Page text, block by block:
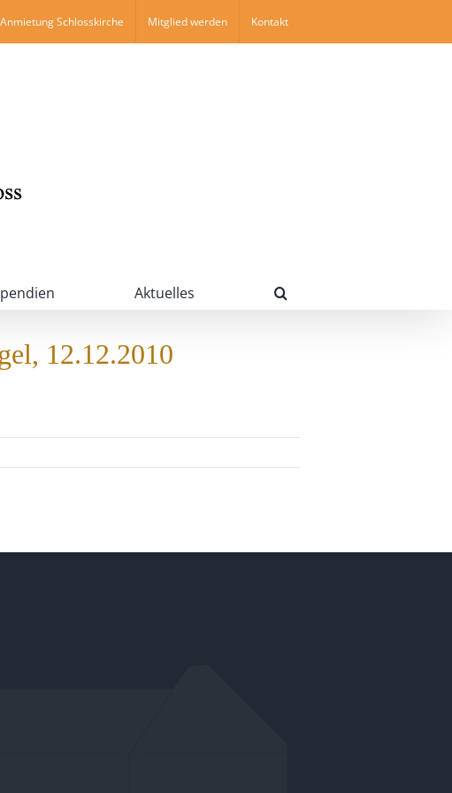
Anmietung Schlosskirche Mitglied werden Kontakt
Aktuelles
12.12.2010